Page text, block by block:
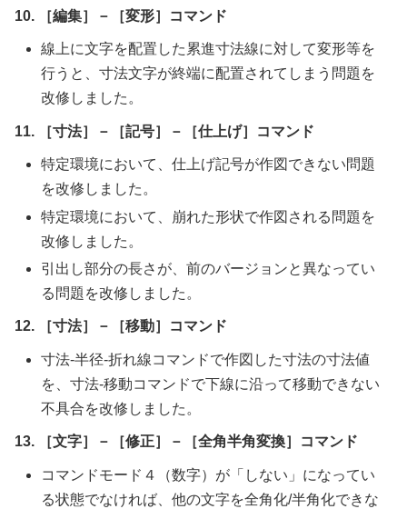
10. ［編集］－［変形］コマンド
線上に文字を配置した累進寸法線に対して変形等を
行うと、寸法文字が終端に配置されてしまう問題を
改修しました。
11. ［寸法］－［記号］－［仕上げ］コマンド
特定環境において、仕上げ記号が作図できない問題
を改修しました。
特定環境において、崩れた形状で作図される問題を
改修しました。
引出し部分の長さが、前のバージョンと異なってい
る問題を改修しました。
12. ［寸法］－［移動］コマンド
寸法-半径-折れ線コマンドで作図した寸法の寸法値
を、寸法-移動コマンドで下線に沿って移動できない
不具合を改修しました。
13. ［文字］－［修正］－［全角半角変換］コマンド
コマンドモード４（数字）が「しない」になってい
る状態でなければ、他の文字を全角化/半角化できな